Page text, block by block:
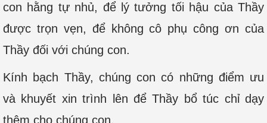
con hằng tự nhủ, để lý tưởng tối hậu của Thầy
được trọn vẹn, để không cô phụ công ơn của
Thầy đối với chúng con.
Kính bạch Thầy, chúng con có những điểm ưu
và khuyết xin trình lên để Thầy bổ túc chỉ dạy
thêm cho chúng con.